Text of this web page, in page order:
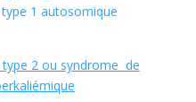
1 autosomique
2 ou syndrome de